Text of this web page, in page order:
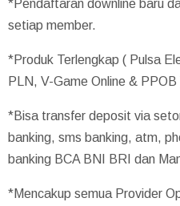
*Pendaftaran downline baru
setiap member.
*Produk Terlengkap ( Pulsa
PLN, V-Game Online & PPOB
*Bisa transfer deposit via
banking, sms banking, atm,
banking BCA BNI BRI dan
*Mencakup semua Provider